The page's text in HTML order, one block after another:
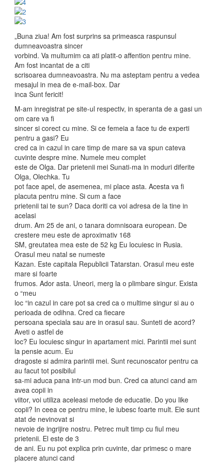
„Buna ziua! Am fost surprins sa primeasca raspunsul
dumneavoastra sincer
vorbind. Va multumim ca ati platit-o affention pentru mine.
Am fost incantat de a citi
scrisoarea dumneavoastra. Nu ma asteptam pentru a vedea
mesajul in mea de e-mail-box. Dar
inca Sunt fericit!
M-am inregistrat pe site-ul respectiv, in speranta de a gasi un
om care va fi
sincer si corect cu mine. Si ce femeia a face tu de experti
pentru a gasi? Eu
cred ca in cazul in care timp de mare sa va spun cateva
cuvinte despre mine. Numele meu complet
este de Olga. Dar prietenii mei Sunati-ma in moduri diferite
Olga, Olechka. Tu
pot face apel, de asemenea, mi place asta. Acesta va fi
placuta pentru mine. Si cum a face
prietenii tai te sun? Daca doriti ca voi adresa de la tine in
acelasi
drum. Am 25 de ani, o tanara domnisoara european. De
crestere meu este de aproximativ 168
SM, greutatea mea este de 52 kg Eu locuiesc in Rusia.
Orasul meu natal se numeste
Kazan. Este capitala Republicii Tatarstan. Orasul meu este
mare si foarte
frumos. Ador asta. Uneori, merg la o plimbare singur. Exista
o “meu
loc “in cazul in care pot sa cred ca o multime singur si au o
perioada de odihna. Cred ca fiecare
persoana speciala sau are in orasul sau. Sunteti de acord?
Aveti o astfel de
loc? Eu locuiesc singur in apartament mici. Parintii mei sunt
la pensie acum. Eu
dragoste si admira parintii mei. Sunt recunoscator pentru ca
au facut tot posibilul
sa-mi aduca pana intr-un mod bun. Cred ca atunci cand am
avea copii in
viitor, voi utiliza aceleasi metode de educatie. Do you like
copii? In ceea ce pentru mine, le iubesc foarte mult. Ele sunt
atat de nevinovat si
nevoie de ingrijire nostru. Petrec mult timp cu fiul meu
prietenii. El este de 3
de ani. Eu nu pot explica prin cuvinte, dar primesc o mare
placere atunci cand